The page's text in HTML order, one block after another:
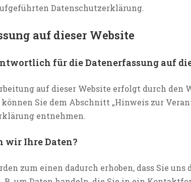
Datenschutzerklärung.
auf dieser Website
für die Datenerfassung auf
auf dieser Website erfolgt durch den
Sie dem Abschnitt „Hinweis zur
entnehmen.
wir Ihre Daten?
zum einen dadurch erhoben, dass Sie